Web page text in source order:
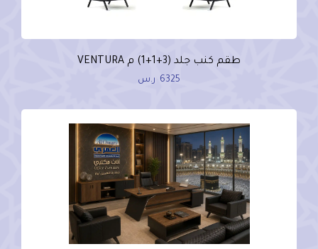
طقم كنب جلد (3+1+1) م VENTURA
6325 ر.س